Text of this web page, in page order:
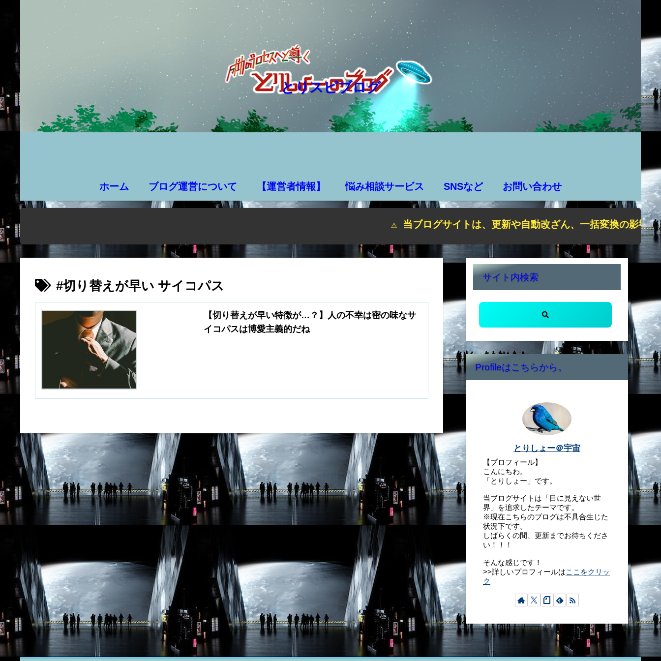
とりスピブログ
ホーム ブログ運営について 【運営者情報】 悩み相談サービス SNSなど お問い合わせ
⚠ 当ブログサイトは、更新や自動改ざん、一括変換の影響で正しく
#切り替えが早い サイコパス
【切り替えが早い特徴が…？】人の不幸は密の味なサ
イコパスは博愛主義的だね
サイト内検索
Profileはこちらから。
とりしょー＠宇宙
【プロフィール】
こんにちわ。
「とりしょー」です。
当ブログサイトは「目に見えない世
界」を追求したテーマです。
※現在こちらのブログは不具合生じた
状況下です。
しばらくの間、更新までお待ちくださ
い！！！
そんな感じです！
>>詳しいプロフィールはここをクリッ
ク